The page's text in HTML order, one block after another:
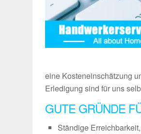
eine Kosteneinschätzung
Erledigung sind für uns
GUTE GRÜNDE
Ständige